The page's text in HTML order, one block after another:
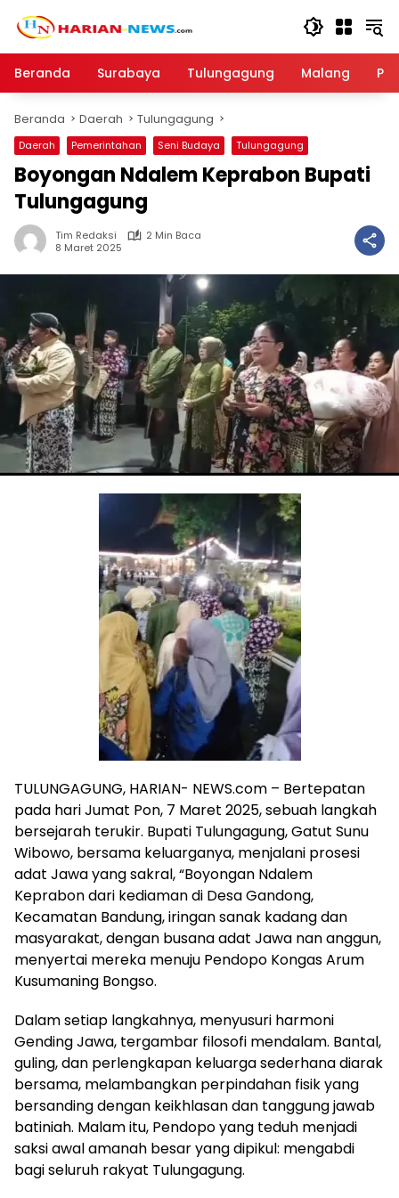
Beranda
Surabaya Tulungagung Malang
Beranda Daerah Tulungagung
Daerah Pemerintahan Seni Budaya Tulungagung
Boyongan Ndalem Keprabon Bupati
Tulungagung
Tim Redaksi
2 Min Baca
8 Maret 2025
TULUNGAGUNG, HARIAN- NEWS.com – Bertepatan
pada hari Jumat Pon, 7 Maret 2025, sebuah langkah
bersejarah terukir. Bupati Tulungagung, Gatut Sunu
Wibowo, bersama keluarganya, menjalani prosesi
adat Jawa yang sakral, “Boyongan Ndalem
Keprabon dari kediaman di Desa Gandong,
Kecamatan Bandung, iringan sanak kadang dan
masyarakat, dengan busana adat Jawa nan anggun,
menyertai mereka menuju Pendopo Kongas Arum
Kusumaning Bongso.
Dalam setiap langkahnya, menyusuri harmoni
Gending Jawa, tergambar filosofi mendalam. Bantal,
guling, dan perlengkapan keluarga sederhana diarak
bersama, melambangkan perpindahan fisik yang
bersanding dengan keikhlasan dan tanggung jawab
batiniah. Malam itu, Pendopo yang teduh menjadi
saksi awal amanah besar yang dipikul: mengabdi
bagi seluruh rakyat Tulungagung.